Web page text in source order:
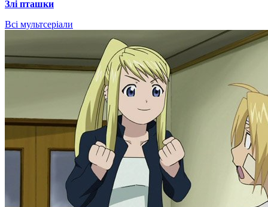
Злі пташки
Всі мультсеріали